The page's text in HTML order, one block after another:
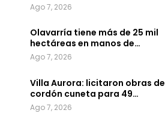
Ago 7, 2026
Olavarría tiene más de 25 mil
hectáreas en manos de…
Ago 7, 2026
Villa Aurora: licitaron obras de
cordón cuneta para 49…
Ago 7, 2026